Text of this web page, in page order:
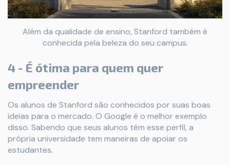
Além da qualidade de ensino, Stanford também é
conhecida pela beleza do seu campus.
4 - É ótima para quem quer
empreender
Os alunos de Stanford são conhecidos por suas boas
ideias para o mercado. O Google é o melhor exemplo
disso. Sabendo que seus alunos têm esse perfil, a
própria universidade tem maneiras de apoiar os
estudantes.